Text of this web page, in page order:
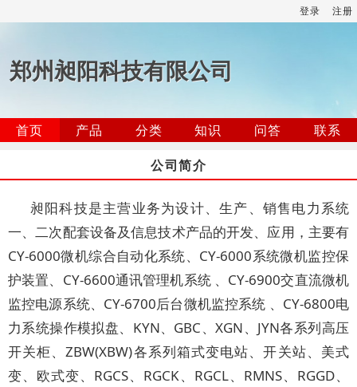
登录 注册
郑州昶阳科技有限公司
首页 产品 分类 知识 问答
联系
公司简介
昶阳科技是主营业务为设计、生产、销售电力系统
一、二次配套设备及信息技术产品的开发、应用，主要有
CY-6000微机综合自动化系统、CY-6000系统微机监控保
护装置、CY-6600通讯管理机系统 、CY-6900交直流微机
监控电源系统、CY-6700后台微机监控系统 、CY-6800电
力系统操作模拟盘、KYN、GBC、XGN、JYN各系列高压
开关柜、ZBW(XBW)各系列箱式变电站、开关站、美式
变、欧式变、RGCS、RGCK、RGCL、RMNS、RGGD、